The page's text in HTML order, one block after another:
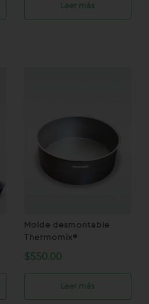
Leer más
Molde desmontable
Thermomix®
$550.00
Leer más